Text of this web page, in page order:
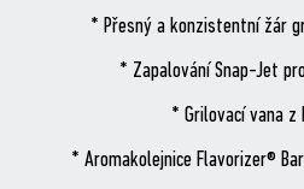
* Přesný a konzistentní žár
* Zapalování Snap-Jet
* Grilovací vana
* Aromakolejnice Flavorizer®